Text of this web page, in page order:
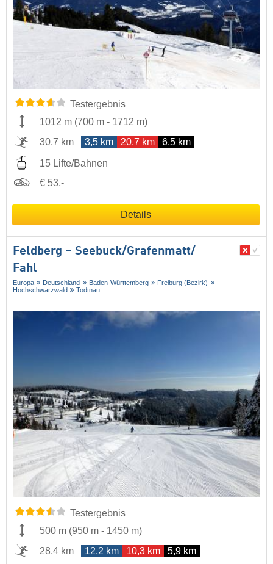
Testergebnis
1012 m (700 m - 1712 m)
30,7 km
3,5 km 20,7 km 6,5 km
15 Lifte/Bahnen
€ 53,-
Details
Feldberg – Seebuck/​Grafenmatt/​
Fahl
Europa Deutschland Baden-Württemberg
Freiburg (Bezirk)
Hochschwarzwald
Todtnau
Testergebnis
500 m (950 m - 1450 m)
28,4 km
12,2 km 10,3 km 5,9 km